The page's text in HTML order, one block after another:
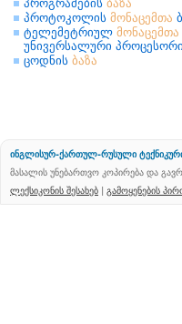
პროგრამების ბაზა
პროტოკოლის მონაცემთა
ტელემეტრიულ მონაცემთა
უნივერსალური პროცესორი
ცოდნის ბაზა
ინგლისურ-ქართულ-რუსული
მასალის უნებართვო კოპირება და
ლექსიკონის შესახებ | გამოყენების